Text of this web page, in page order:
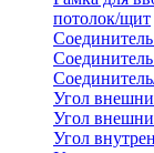
потолок/щит
Угол
Угол
Угол